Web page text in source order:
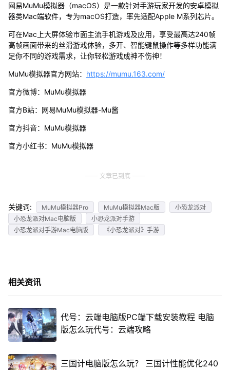
网易MuMu模拟器（macOS）是一款针对手游玩家开发的安卓模拟
器类Mac端软件，专为macOS打造，率先适配Apple M系列芯片。
可在Mac上大屏体验市面主流手机游戏及应用，享受最高达240帧
高帧画面带来的丝滑游戏体验，多开、智能键鼠操作等多样功能满
足你不同的游戏需求，让你轻松游戏成神不伤神！
MuMu模拟器官方网站： https://mumu.163.com/
官方微博：MuMu模拟器
官方B站：网易MuMu模拟器-Mu酱
官方抖音：MuMu模拟器
官方小红书：MuMu模拟器
文章已到底
关键词: MuMu模拟器Pro MuMu模拟器Mac版
小恐龙派对
小恐龙派对Mac电脑版
小恐龙派对手游
小恐龙派对手游Mac电脑版
《小恐龙派对》手游
相关资讯
代号：云端电脑版PC端下载安装教程 电脑
版怎么玩代号：云端攻略
三国计电脑版怎么玩？ 三国计性能优化240